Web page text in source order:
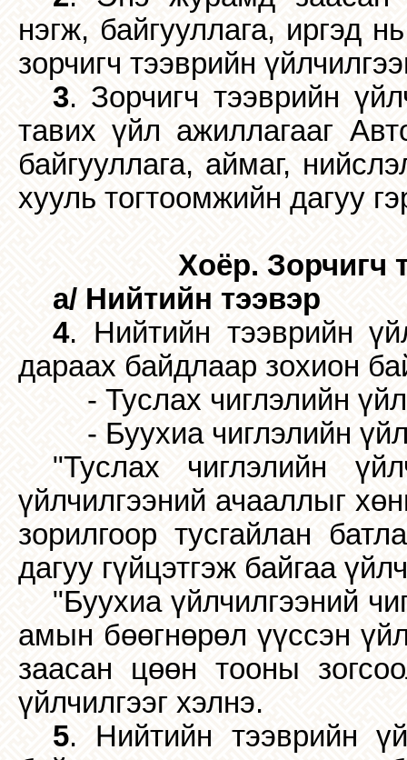
нэгж, байгууллага, иргэд
зорчигч тээврийн
3. Зорчигч тээврийн
тавих үйл ажиллагааг
байгууллага, аймаг,
хууль тогтоомжийн дагуу
Хоёр. Зорчигч
а/ Нийтийн тээвэр
4. Нийтийн тээврийн
дараах байдлаар зохион
- Туслах чиглэлийн
- Буухиа чиглэлийн
"Туслах чиглэлийн
үйлчилгээний ачааллыг
зорилгоор тусгайлан
дагуу гүйцэтгэж байгаа
"Буухиа үйлчилгээний
амын бөөгнөрөл үүссэн
заасан цөөн тооны
үйлчилгээг хэлнэ.
5. Нийтийн тээврийн